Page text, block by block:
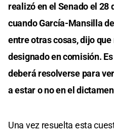
realizó en el Senado el 28
cuando García-Mansilla
entre otras cosas, dijo
designado en comisión.
deberá resolverse para
a estar o no en el
Una vez resuelta esta